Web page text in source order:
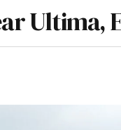
Ultima,